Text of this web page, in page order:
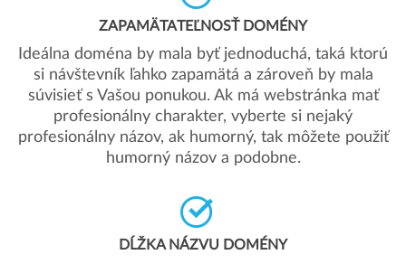
ZAPAMÄTATEĽNOSŤ DOMÉNY
Ideálna doména by mala byť jednoduchá, taká ktorú
si návštevník ľahko zapamätá a zároveň by mala
súvisieť s Vašou ponukou. Ak má webstránka mať
profesionálny charakter, vyberte si nejaký
profesionálny názov, ak humorný, tak môžete použiť
humorný názov a podobne.
DĹŽKA NÁZVU DOMÉNY